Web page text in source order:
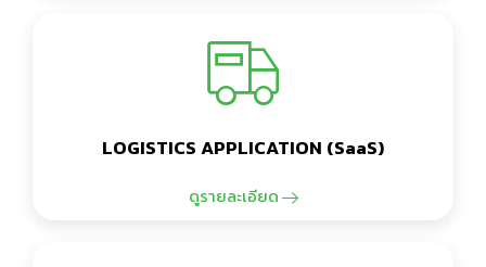
LOGISTICS APPLICATION (SaaS)
ดูรายละเอียด